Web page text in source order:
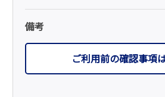
備考
ご利用前の確認事項